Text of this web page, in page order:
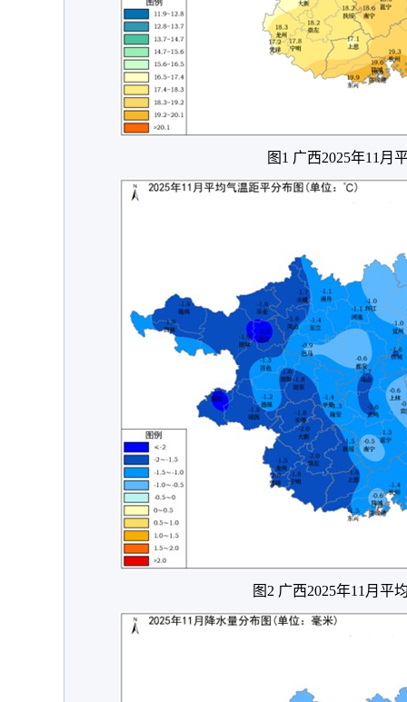
图1 广西2025年11月
图2 广西2025年11月平